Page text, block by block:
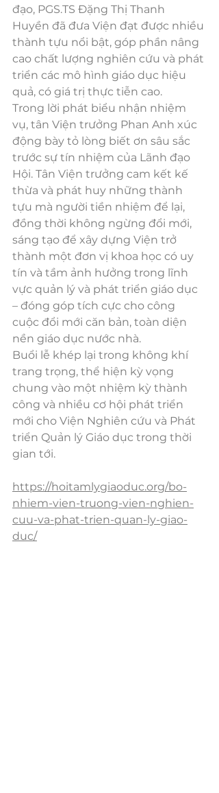
đạo, PGS.TS Đặng Thị Thanh
Huyền đã đưa Viện đạt được nhiều
thành tựu nổi bật, góp phần nâng
cao chất lượng nghiên cứu và phát
triển các mô hình giáo dục hiệu
quả, có giá trị thực tiễn cao.
Trong lời phát biểu nhận nhiệm
vụ, tân Viện trưởng Phan Anh xúc
động bày tỏ lòng biết ơn sâu sắc
trước sự tín nhiệm của Lãnh đạo
Hội. Tân Viện trưởng cam kết kế
thừa và phát huy những thành
tựu mà người tiền nhiệm để lại,
đồng thời không ngừng đổi mới,
sáng tạo để xây dựng Viện trở
thành một đơn vị khoa học có uy
tín và tầm ảnh hưởng trong lĩnh
vực quản lý và phát triển giáo dục
– đóng góp tích cực cho công
cuộc đổi mới căn bản, toàn diện
nền giáo dục nước nhà.
Buổi lễ khép lại trong không khí
trang trọng, thể hiện kỳ vọng
chung vào một nhiệm kỳ thành
công và nhiều cơ hội phát triển
mới cho Viện Nghiên cứu và Phát
triển Quản lý Giáo dục trong thời
gian tới.
https://hoitamlygiaoduc.org/bo-
nhiem-vien-truong-vien-nghien-
cuu-va-phat-trien-quan-ly-giao-
duc/